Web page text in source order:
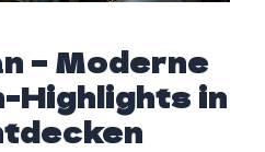
– Moderne
Highlights in